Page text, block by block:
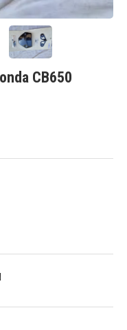
CB650